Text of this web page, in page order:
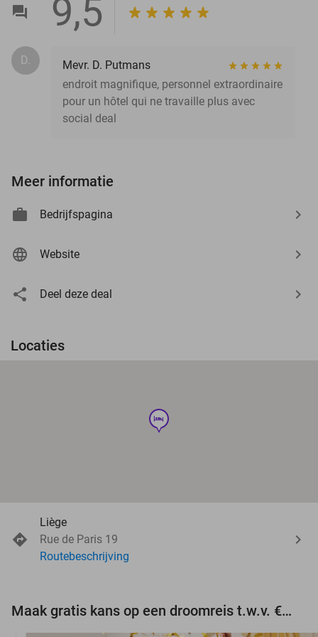
9,5
D.
Mevr. D. Putmans
endroit magnifique, personnel extraordinaire
pour un hôtel qui ne travaille plus avec
social deal
Meer informatie
Bedrijfspagina
Website
Deel deze deal
Locaties
hotel
Liège
Rue de Paris 19
Routebeschrijving
Maak gratis kans op een droomreis t.w.v. €3.000!